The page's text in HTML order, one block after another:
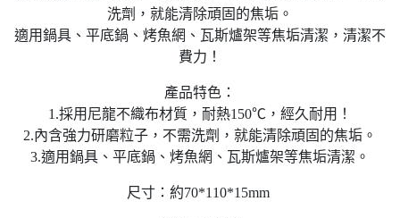
洗劑，就能清除頑固的焦垢。
適用鍋具、平底鍋、烤魚網、瓦斯爐架等焦垢清潔，清潔不
費力！
產品特色：
1.採用尼龍不織布材質，耐熱150℃，經久耐用！
2.內含強力研磨粒子，不需洗劑，就能清除頑固的焦垢。
3.適用鍋具、平底鍋、烤魚網、瓦斯爐架等焦垢清潔。
尺寸：約70*110*15mm